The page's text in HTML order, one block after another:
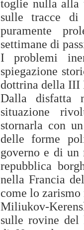
toglie nulla alla
sulle tracce di
puramente
settimane di
I problemi
spiegazione
dottrina della III
Dalla disfatta
situazione
stornarla con
delle forme
governo e di un
repubblica
nella Francia
come lo
Miliukov-
sulle rovine del